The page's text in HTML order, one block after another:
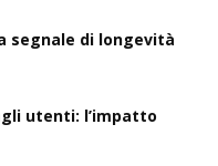
segnale di longevità
utenti: l’impatto